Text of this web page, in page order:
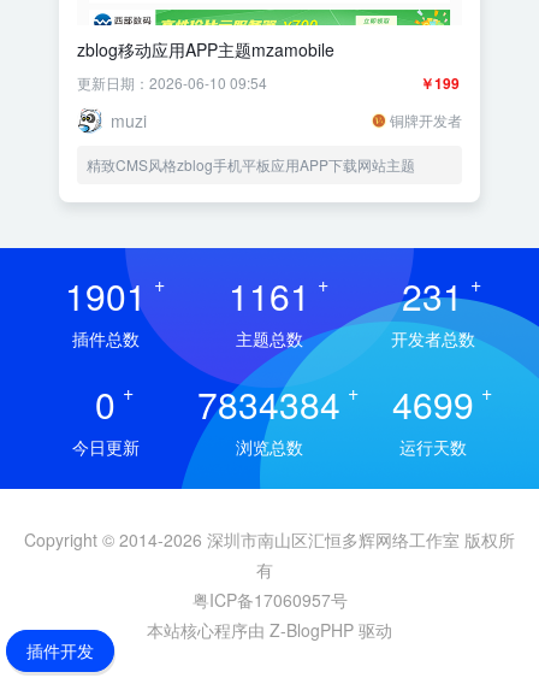
zblog移动应用APP主题mzamobile
￥199
更新日期：2026-06-10 09:54
muzi 铜牌开发者
精致CMS风格zblog手机平板应用APP下载网站主题
1901 +
插件总数
1161 +
主题总数
231 +
开发者总数
0 +
今日更新
7834384 +
浏览总数
4699 +
运行天数
Copyright © 2014-2026 深圳市南山区汇恒多辉网络工作室 版权所
有
粤ICP备17060957号
本站核心程序由 Z-BlogPHP 驱动
插件开发